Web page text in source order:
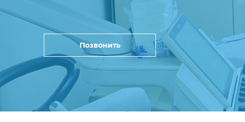
Позвонить